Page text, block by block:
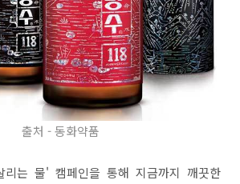
출처 - 동화약품
리는 물' 캠페인을 통해 지금까지 깨끗한